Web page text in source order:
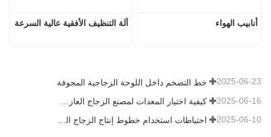
آلة التنظيف الأفقية عالية السرعة أنابيب الهواء
خط التضخم داخل اللوحة الزجاجية المجوفة 2025-06-23
2025-06-16
احتياطات استخدام خطوط إنتاج الزجاج العازل الأوتوماتيكية بالكامل في الصيف 2025-06-10